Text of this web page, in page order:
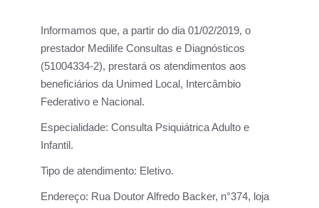
Informamos que, a partir do dia 01/02/2019, o
prestador Medilife Consultas e Diagnósticos
(51004334-2), prestará os atendimentos aos
beneficiários da Unimed Local, Intercâmbio
Federativo e Nacional.
Especialidade: Consulta Psiquiátrica Adulto e
Infantil.
Tipo de atendimento: Eletivo.
Endereço: Rua Doutor Alfredo Backer, n°374, loja